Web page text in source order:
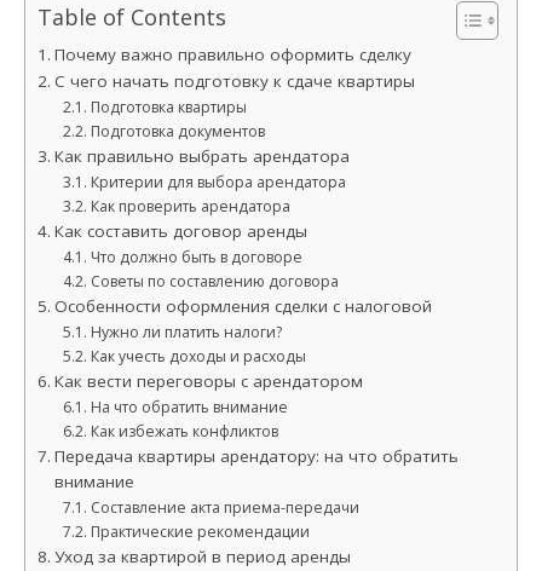
Table of Contents
Почему важно правильно оформить сделку
С чего начать подготовку к сдаче квартиры
Подготовка квартиры
Подготовка документов
Как правильно выбрать арендатора
Критерии для выбора арендатора
Как проверить арендатора
Как составить договор аренды
Что должно быть в договоре
Советы по составлению договора
Особенности оформления сделки с налоговой
Нужно ли платить налоги?
Как учесть доходы и расходы
Как вести переговоры с арендатором
На что обратить внимание
Как избежать конфликтов
Передача квартиры арендатору: на что обратить
внимание
Составление акта приема-передачи
Практические рекомендации
Уход за квартирой в период аренды